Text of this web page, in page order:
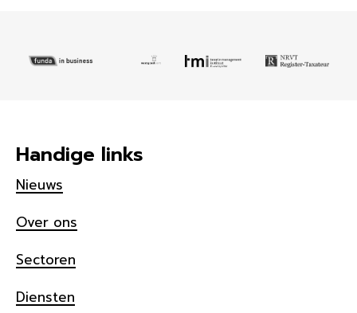
Handige links
Nieuws
Over ons
Sectoren
Diensten